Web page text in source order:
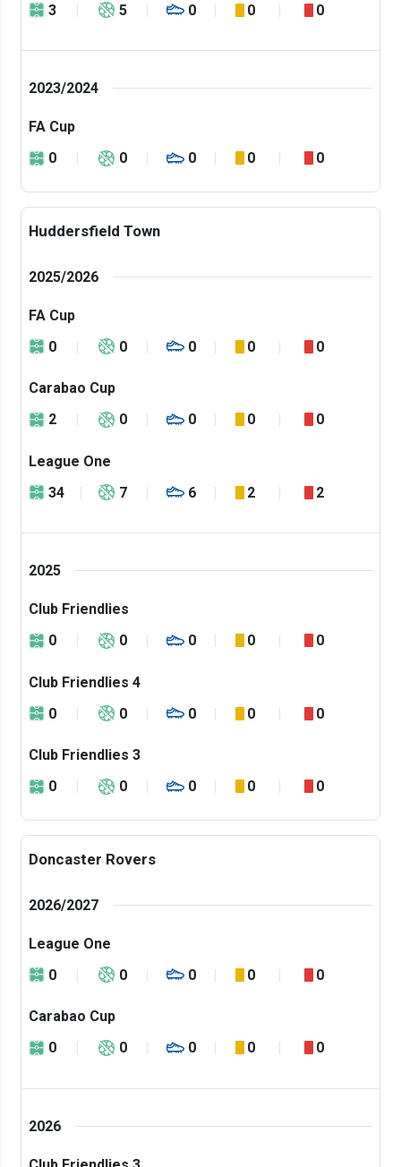
3
5 0 0 0
2023/2024
FA Cup
0
0 0 0 0
Huddersfield Town
2025/2026
FA Cup
0
0 0 0 0
Carabao Cup
2
0 0 0 0
League One
34
7 6 2 2
2025
Club Friendlies
0
0 0 0 0
Club Friendlies 4
0
0 0 0 0
Club Friendlies 3
0
0 0 0 0
Doncaster Rovers
2026/2027
League One
0
0 0 0 0
Carabao Cup
0
0 0 0 0
2026